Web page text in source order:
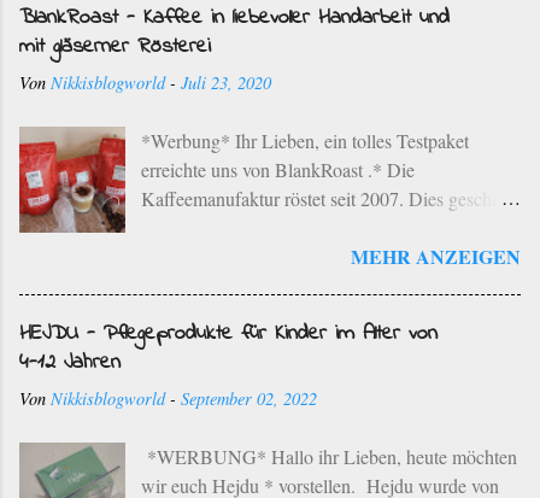
BlankRoast - Kaffee in liebevoller Handarbeit und
mit gläserner Rösterei
Von Nikkisblogworld - Juli 23, 2020
*Werbung* Ihr Lieben, ein tolles Testpaket
erreichte uns von BlankRoast .* Die
Kaffeemanufaktur röstet seit 2007. Dies geschieht
Provenienzen der besten Anbaugebiete der Erde
einem schonenden Langzeit-Röstverfahren unter
geröstet werden. Die Kaffeemanufaktur hat ihren
Aromen der jeweiligen Bohnen werden in
liebevoller Handarbeit herausgearbeitet. Der
MEHR ANZEIGEN
HEJDU - Pflegeprodukte für Kinder im Alter von
4-12 Jahren
Von Nikkisblogworld - September 02, 2022
*WERBUNG* Hallo ihr Lieben, heute möchten
wir euch Hejdu * vorstellen. Hejdu wurde von